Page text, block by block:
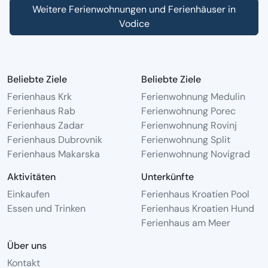
Weitere Ferienwohnungen und Ferienhäuser in
Vodice
Beliebte Ziele
Ferienhaus Krk
Ferienhaus Rab
Ferienhaus Zadar
Ferienhaus Dubrovnik
Ferienhaus Makarska
Beliebte Ziele
Ferienwohnung Medulin
Ferienwohnung Porec
Ferienwohnung Rovinj
Ferienwohnung Split
Ferienwohnung Novigrad
Aktivitäten
Einkaufen
Essen und Trinken
Unterkünfte
Ferienhaus Kroatien Pool
Ferienhaus Kroatien Hund
Ferienhaus am Meer
Über uns
Kontakt